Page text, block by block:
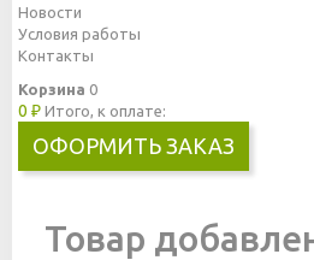
Новости
Условия работы
Контакты
Корзина 0
0 ₽ Итого, к оплате:
ОФОРМИТЬ ЗАКАЗ
Товар